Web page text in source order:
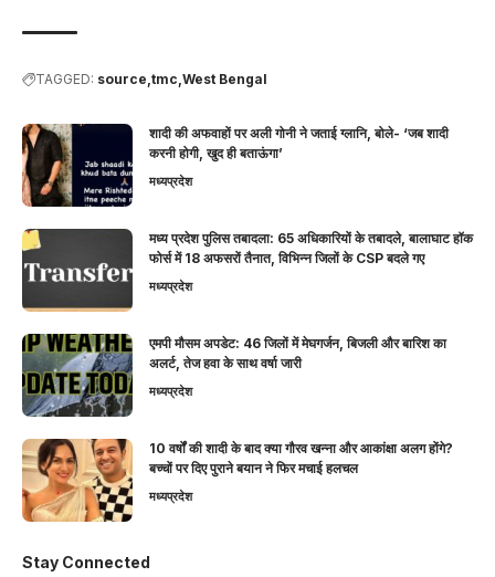
TAGGED: source tmc West Bengal
शादी की अफवाहों पर अली गोनी ने जताई ग्लानि, बोले- ‘जब शादी
करनी होगी, खुद ही बताऊंगा’
मध्यप्रदेश
मध्य प्रदेश पुलिस तबादला: 65 अधिकारियों के तबादले, बालाघाट हॉक
फोर्स में 18 अफसरों तैनात, विभिन्न जिलों के CSP बदले गए
मध्यप्रदेश
एमपी मौसम अपडेट: 46 जिलों में मेघगर्जन, बिजली और बारिश का
अलर्ट, तेज हवा के साथ वर्षा जारी
मध्यप्रदेश
10 वर्षों की शादी के बाद क्या गौरव खन्ना और आकांक्षा अलग होंगे?
बच्चों पर दिए पुराने बयान ने फिर मचाई हलचल
मध्यप्रदेश
Stay Connected